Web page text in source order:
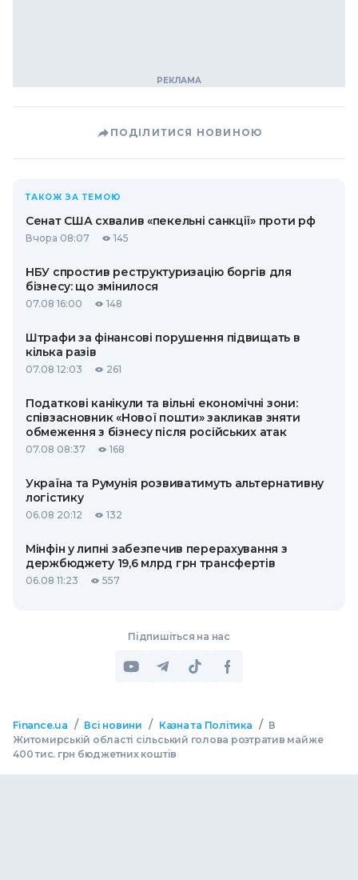
ПОДІЛИТИСЯ НОВИНОЮ
ТАКОЖ ЗА ТЕМОЮ
Сенат США схвалив «пекельні санкції» проти рф
Вчора 08:07 145
НБУ спростив реструктуризацію боргів для
бізнесу: що змінилося
07.08 16:00 148
Штрафи за фінансові порушення підвищать в
кілька разів
07.08 12:03 261
Податкові канікули та вільні економічні зони:
співзасновник «Нової пошти» закликав зняти
обмеження з бізнесу після російських атак
07.08 08:37 168
Україна та Румунія розвиватимуть альтернативну
логістику
06.08 20:12 132
Мінфін у липні забезпечив перерахування з
держбюджету 19,6 млрд грн трансфертів
06.08 11:23 557
Підпишіться на нас
Finance.ua / Всі новини / Казна та Політика / В
Житомирській області сільський голова розтратив майже
400 тис. грн бюджетних коштів